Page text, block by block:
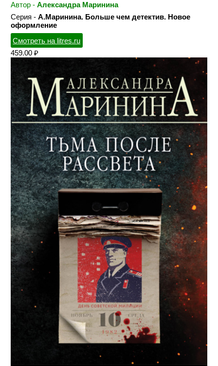
Автор - Александра Маринина
Серия - А.Маринина. Больше чем детектив. Новое
оформление
Смотреть на litres.ru
459.00 ₽